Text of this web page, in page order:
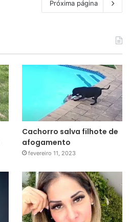
Próxima página
Cachorro salva filhote de
afogamento
fevereiro 11, 2023